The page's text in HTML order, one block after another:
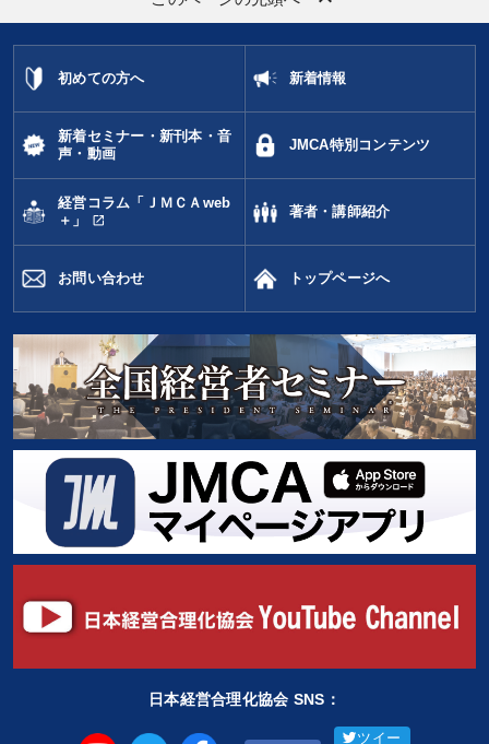
初めての方へ 新着情報
新着セミナー・新刊本・音
声・動画
JMCA特別コンテンツ
経営コラム「ＪＭＣＡweb
＋」
open_in_new
著者・講師紹介
お問い合わせ トップページへ
日本経営合理化協会 SNS：
ツイー